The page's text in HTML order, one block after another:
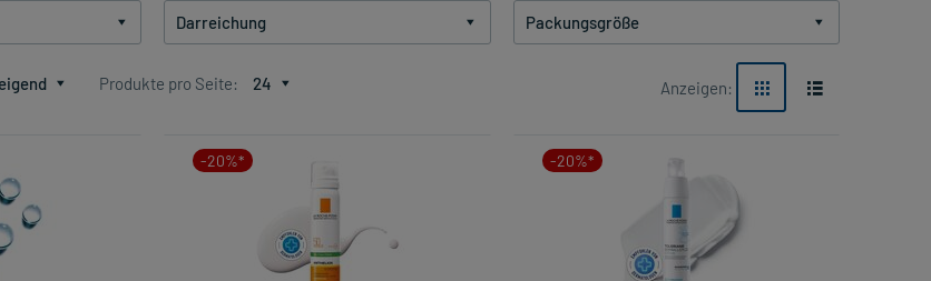
Darreichung Packungsgröße
Produkte pro Seite: 24 Anzeigen:
-20%* -20%*